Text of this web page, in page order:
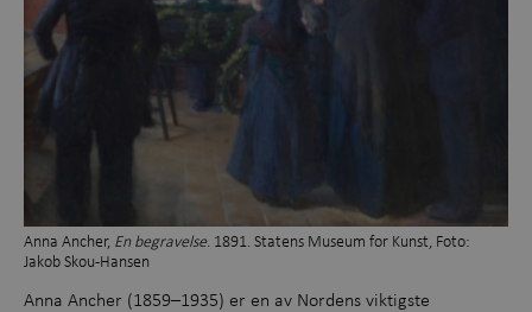
Anna Ancher, En begravelse. 1891. Statens Museum for Kunst, Foto:
Jakob Skou-Hansen
Anna Ancher (1859–1935) er en av Nordens viktigste